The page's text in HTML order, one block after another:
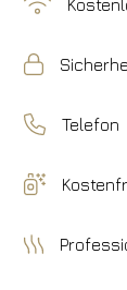
Telefon